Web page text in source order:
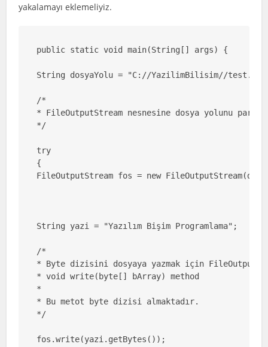
yakalamayı eklemeliyiz.
public static void main(String[] args) {
String dosyaYolu = "C://YazilimBilisim//
/*
* FileOutputStream nesnesine dosya yolunu
*/
try
{
FileOutputStream fos = new
String yazi = "Yazılım Bişim Programlama";
/*
* Byte dizisini dosyaya yazmak için
* void write(byte[] bArray) method
*
* Bu metot byte dizisi almaktadır.
*/
fos.write(yazi.getBytes());